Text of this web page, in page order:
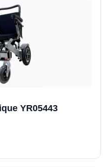
YR05443